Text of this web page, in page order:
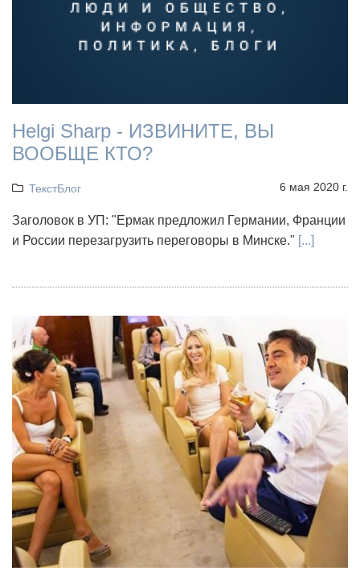
Helgi Sharp - ИЗВИНИТЕ, ВЫ
ВООБЩЕ КТО?
ТекстБлог 6 мая 2020 г.
Заголовок в УП: "Ермак предложил Германии, Франции
и России перезагрузить переговоры в Минске." [...]